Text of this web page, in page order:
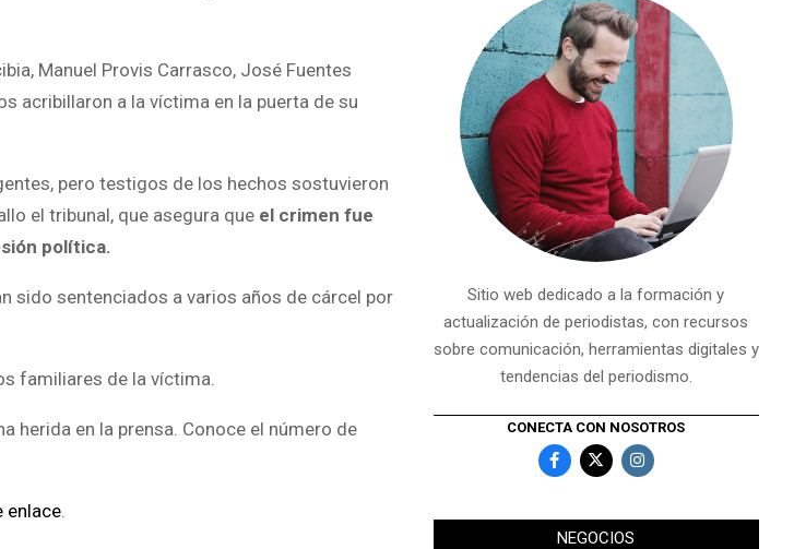
Manuel Provis Carrasco, José Fuentes
acribillaron a la víctima en la puerta de su
pero testigos de los hechos sostuvieron
el tribunal, que asegura que el crimen fue
política.
sido sentenciados a varios años de cárcel por
familiares de la víctima.
herida en la prensa. Conoce el número de
enlace.
Sitio web dedicado a la formación y
actualización de periodistas, con recursos
sobre comunicación, herramientas digitales y
tendencias del periodismo.
CONECTA CON NOSOTROS
NEGOCIOS